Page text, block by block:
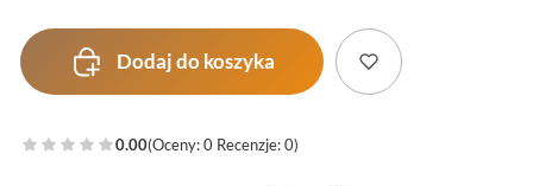
Dodaj do koszyka
0.00(Oceny: 0 Recenzje: 0)